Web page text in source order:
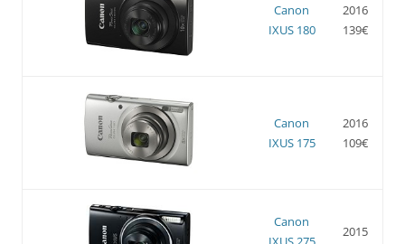
Canon
IXUS 180
2016
139€
Canon
IXUS 175
2016
109€
Canon
2015